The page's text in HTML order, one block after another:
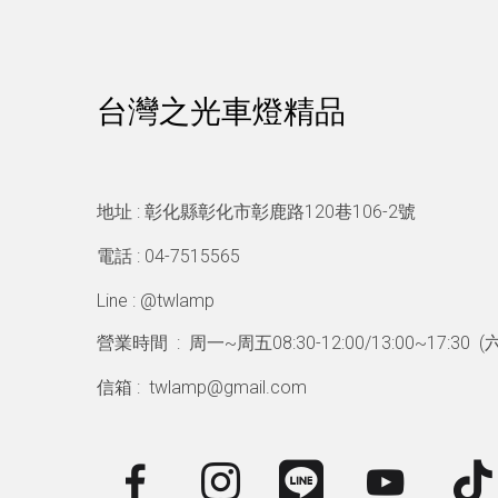
台灣之光車燈精品
地址 : 彰化縣彰化市彰鹿路120巷106-2號
電話 : 04-7515565
Line : @twlamp
營業時間 : 周一~周五08:30-12:00/13:00~17:30 (
信箱 : twlamp@gmail.com